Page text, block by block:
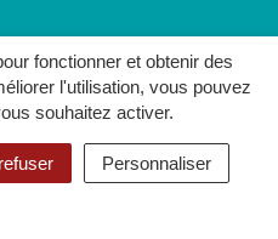
fonctionner et obtenir des
l'utilisation, vous pouvez
souhaitez activer.
Personnaliser
compte
Lien
vers
le
compte
Twitter
CRÉDITS NOUS CONTACTER